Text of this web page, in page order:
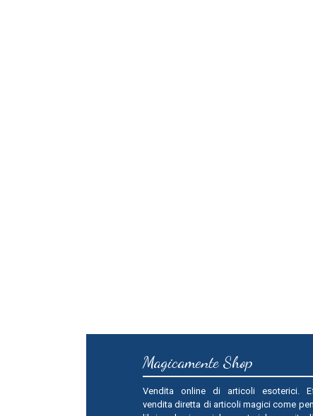
Magicamente Shop
Vendita online di articoli esoterici.
vendita diretta di articoli magici come